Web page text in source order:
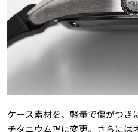
ケース素材を、軽量で傷がつき
チタニウム™に変更。さらには